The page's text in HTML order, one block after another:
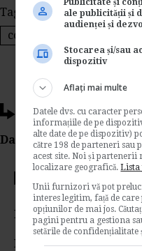
Tags: schimbarea
codul muncii
Ti-a placut acest
Da Like, Printeaza sau
Votati articolul
Rating:
Nota:5din1voturi
ale publicității și
audienței și
Stocarea și/sau
dispozitiv
Aflați mai multe
Datele dvs. cu caracter
informațiile de pe
alte date de pe dispozitiv)
către 198 de parteneri sau
acest site. Noi și partenerii
localizare geografică.
Unii furnizori vă pot
interes legitim, față de
opțiunilor de mai jos.
pagini pentru a gestiona
setările de confidențialitate